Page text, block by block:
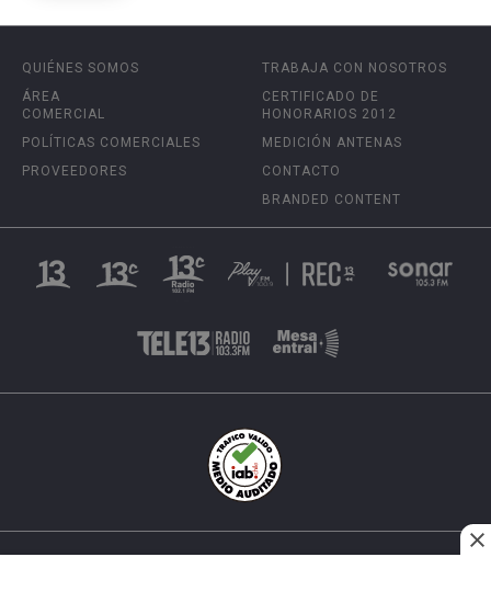
QUIÉNES SOMOS
ÁREA
COMERCIAL
POLÍTICAS COMERCIALES
PROVEEDORES
TRABAJA CON NOSOTROS
CERTIFICADO DE
HONORARIOS 2012
MEDICIÓN ANTENAS
CONTACTO
BRANDED CONTENT